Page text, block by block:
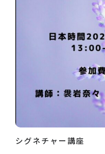
シグネチャー講座